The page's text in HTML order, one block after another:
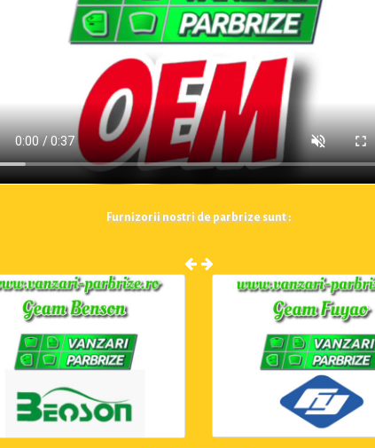
Furnizorii nostri de parbrize sunt :